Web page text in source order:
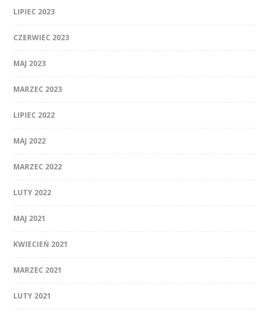
LIPIEC 2023
CZERWIEC 2023
MAJ 2023
MARZEC 2023
LIPIEC 2022
MAJ 2022
MARZEC 2022
LUTY 2022
MAJ 2021
KWIECIEŃ 2021
MARZEC 2021
LUTY 2021